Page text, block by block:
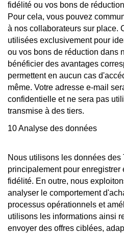
fidélité ou vos bons de
Pour cela, vous pouvez
à nos collaborateurs sur place.
utilisées exclusivement pour
ou vos bons de réduction dans
bénéficier des avantages
permettent en aucun cas
même. Votre adresse e-mail
confidentielle et ne sera pas
transmise à des tiers.
10 Analyse des données
Nous utilisons les données des
principalement pour enregistrer
fidélité. En outre, nous
analyser le comportement
processus opérationnels et
utilisons les informations ainsi
envoyer des offres ciblées,